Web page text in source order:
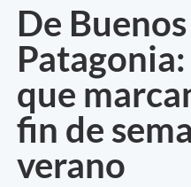
De
que
fin de
verano